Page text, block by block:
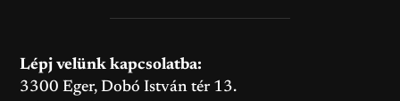
Lépj velünk kapcsolatba:
3300 Eger, Dobó István tér 13.